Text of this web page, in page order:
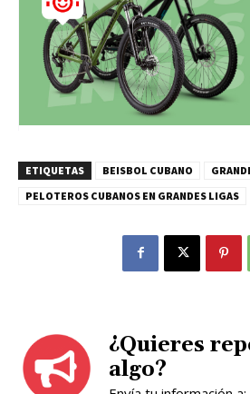
ETIQUETAS BEISBOL CUBANO
PELOTEROS CUBANOS EN GRANDES LIGAS
¿Quieres
algo?